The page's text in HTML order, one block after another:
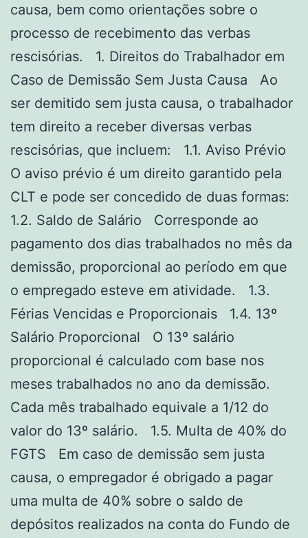
causa, bem como orientações sobre o
processo de recebimento das verbas
rescisórias. 1. Direitos do Trabalhador em
Caso de Demissão Sem Justa Causa Ao
ser demitido sem justa causa, o trabalhador
tem direito a receber diversas verbas
rescisórias, que incluem: 1.1. Aviso Prévio
O aviso prévio é um direito garantido pela
CLT e pode ser concedido de duas formas:
1.2. Saldo de Salário Corresponde ao
pagamento dos dias trabalhados no mês da
demissão, proporcional ao período em que
o empregado esteve em atividade. 1.3.
Férias Vencidas e Proporcionais 1.4. 13º
Salário Proporcional O 13º salário
proporcional é calculado com base nos
meses trabalhados no ano da demissão.
Cada mês trabalhado equivale a 1/12 do
valor do 13º salário. 1.5. Multa de 40% do
FGTS Em caso de demissão sem justa
causa, o empregador é obrigado a pagar
uma multa de 40% sobre o saldo de
depósitos realizados na conta do Fundo de